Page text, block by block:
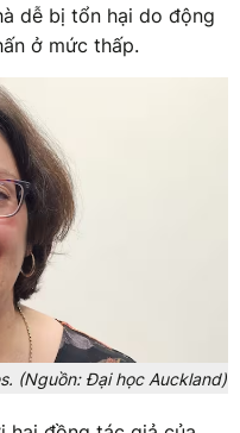
dễ bị tổn hại do động
ở mức thấp.
(Nguồn: Đại học Auckland)